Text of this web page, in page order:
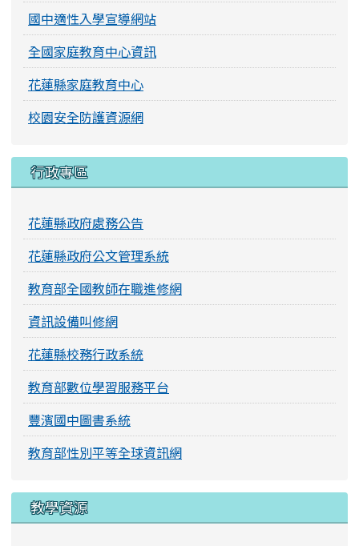
國中適性入學宣導網站
全國家庭教育中心資訊
花蓮縣家庭教育中心
校園安全防護資源網
行政專區
花蓮縣政府處務公告
花蓮縣政府公文管理系統
教育部全國教師在職進修網
資訊設備叫修網
花蓮縣校務行政系統
教育部數位學習服務平台
豐濱國中圖書系統
教育部性別平等全球資訊網
教學資源